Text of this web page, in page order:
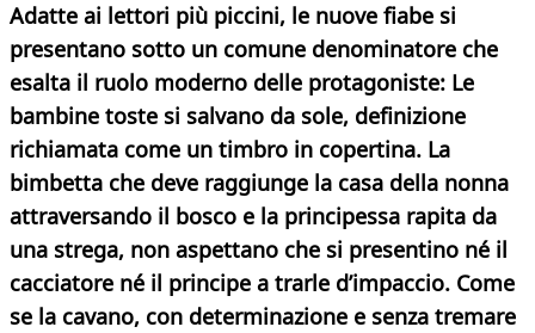
Adatte ai lettori più piccini, le nuove fiabe si
presentano sotto un comune denominatore che
esalta il ruolo moderno delle protagoniste: Le
bambine toste si salvano da sole, definizione
richiamata come un timbro in copertina. La
bimbetta che deve raggiunge la casa della nonna
attraversando il bosco e la principessa rapita da
una strega, non aspettano che si presentino né il
cacciatore né il principe a trarle d’impaccio. Come
se la cavano, con determinazione e senza tremare